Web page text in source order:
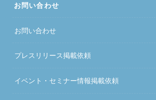
お問い合わせ
お問い合わせ
プレスリリース掲載依頼
イベント・セミナー情報掲載依頼